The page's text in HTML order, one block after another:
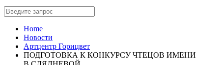
Home
Новости
Артцентр Горицвет
ПОДГОТОВКА К КОНКУРСУ ЧТЕЦОВ ИМЕНИ